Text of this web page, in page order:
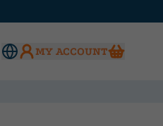
MY ACCOUNT